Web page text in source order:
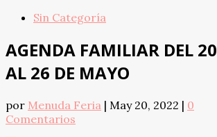
Sin Categoría
AGENDA FAMILIAR DEL 20
AL 26 DE MAYO
por Menuda Feria | May 20, 2022 | 0
Comentarios